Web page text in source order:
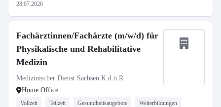
28.07.2026
Fachärztinnen/Fachärzte (m/w/d) für
Physikalische und Rehabilitative
Medizin
Medizinischer Dienst Sachsen K.d.ö.R.
Home Office
Vollzeit Teilzeit Gesundheitsangebote Weiterbildungen